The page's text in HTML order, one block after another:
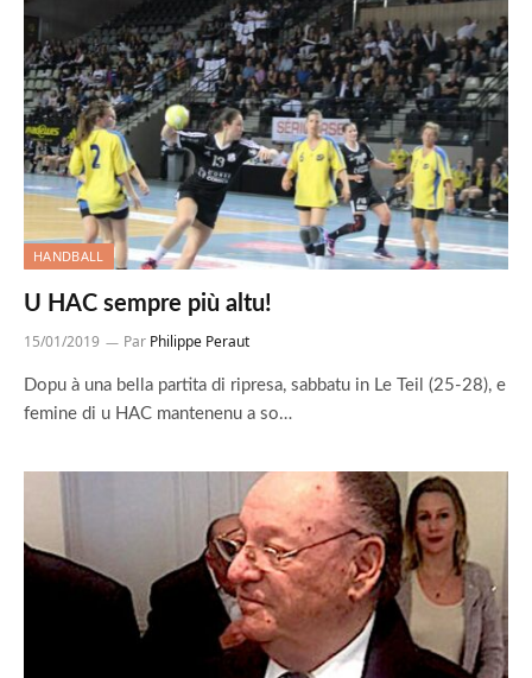
HANDBALL
U HAC sempre più altu!
15/01/2019 Par Philippe Peraut
Dopu à una bella partita di ripresa, sabbatu in Le Teil (25-28), e
femine di u HAC mantenenu a so…